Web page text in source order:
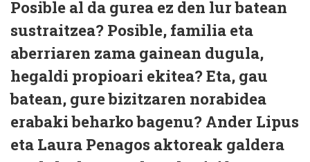
Posible al da gurea ez den lur batean
sustraitzea? Posible, familia eta
aberriaren zama gainean dugula,
hegaldi propioari ekitea? Eta, gau
batean, gure bizitzaren norabidea
erabaki beharko bagenu? Ander Lipus
eta Laura Penagos aktoreak galdera